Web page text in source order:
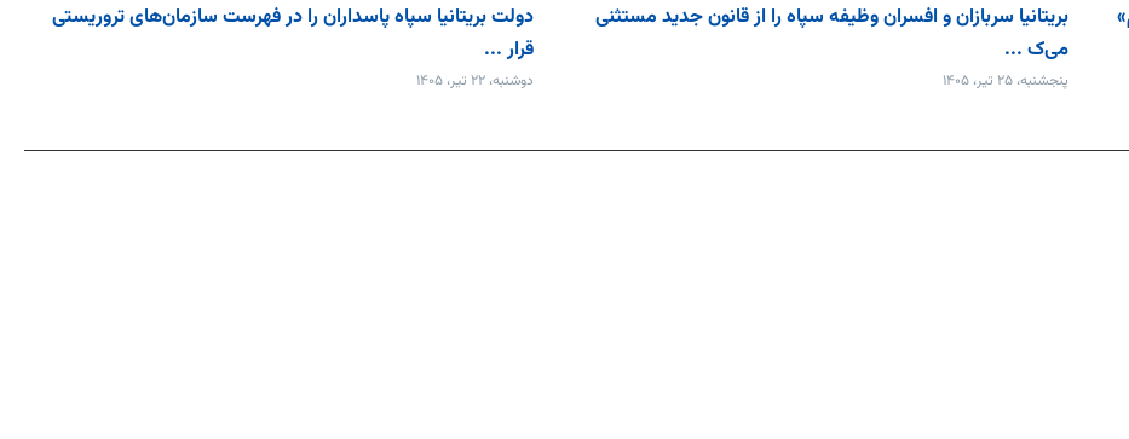
بریتانیا سربازان و افسران وظیفه سپاه را از قانون جدید مستثنی
می‌ک ...
پنجشنبه، ۲۵ تیر، ۱۴۰۵
دولت بریتانیا سپاه پاسداران را در فهرست سازمان‌های تروریستی
قرار ...
دوشنبه، ۲۲ تیر، ۱۴۰۵